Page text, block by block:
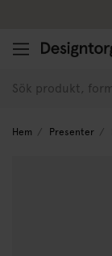
Hem Presenter